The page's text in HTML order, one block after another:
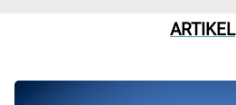
ARTIKEL